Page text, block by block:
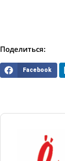
Поделиться:
Facebook